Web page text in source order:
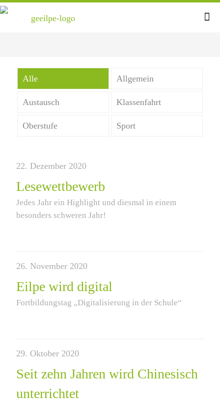
Alle Allgemein
Austausch Klassenfahrt
Oberstufe Sport
22. Dezember 2020
Lesewettbewerb
Jedes Jahr ein Highlight und diesmal in einem
besonders schweren Jahr!
26. November 2020
Eilpe wird digital
Fortbildungstag „Digitalisierung in der Schule“
29. Oktober 2020
Seit zehn Jahren wird Chinesisch
unterrichtet